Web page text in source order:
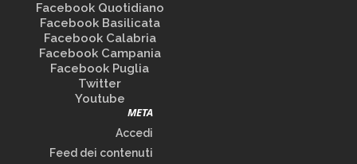
Facebook Quotidiano
Facebook Basilicata
Facebook Calabria
Facebook Campania
Facebook Puglia
Twitter
Youtube
META
Accedi
Feed dei contenuti